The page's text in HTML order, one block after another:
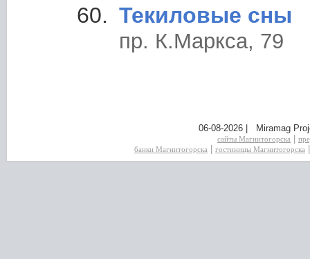
Текиловые сны
пр. К.Маркса, 79
06-08-2026 | Miramag
сайты Магнитогорска
банки Магнитогорска
гостиницы Магнитогорска